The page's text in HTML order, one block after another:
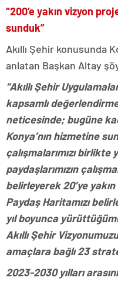
“200’e yakın vizyon
sunduk”
Akıllı Şehir konusunda
anlatan Başkan Altay
“Akıllı Şehir
kapsamlı
neticesinde; bugüne
Konya’nın hizmetine
çalışmalarımızı
paydaşlarımızın
belirleyerek 20’ye
Paydaş Haritamızı
yıl boyunca
Akıllı Şehir
amaçlara bağlı 23
2023-2030 yılları